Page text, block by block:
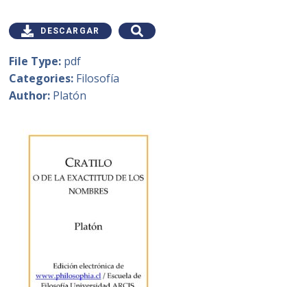
DESCARGAR
File Type: pdf
Categories: Filosofía
Author: Platón